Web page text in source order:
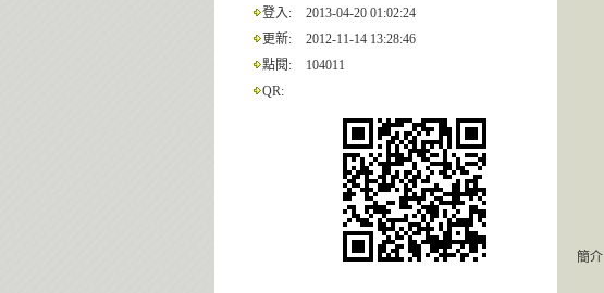
登入:
2013-04-20 01:02:24
更新:
2012-11-14 13:28:46
點閱:
104011
QR:
簡介